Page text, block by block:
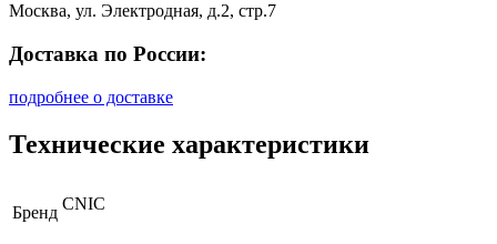
Москва, ул. Электродная, д.2, стр.7
Доставка по России:
подробнее о доставке
Технические характеристики
Бренд CNIC